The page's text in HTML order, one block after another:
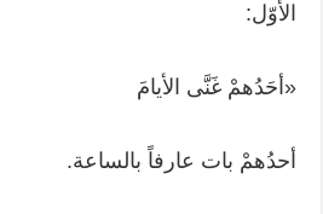
الأوّل:
«أحَدُهمْ غَنَّى الأيامَ
أحدُهمْ بات عارفاً بالساعة.